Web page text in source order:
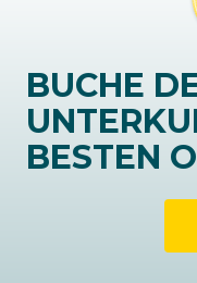
BUCHE
BESTEN